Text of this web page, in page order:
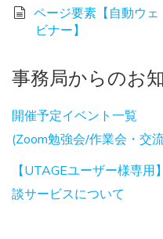
ページ要素【自動ウェ
ビナー】
事務局からのお
開催予定イベント一覧
(Zoom勉強会/作業会・交
【UTAGEユーザー様専
談サービスについて